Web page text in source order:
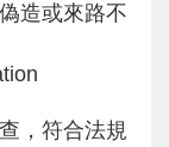
造或來路不
，符合法規